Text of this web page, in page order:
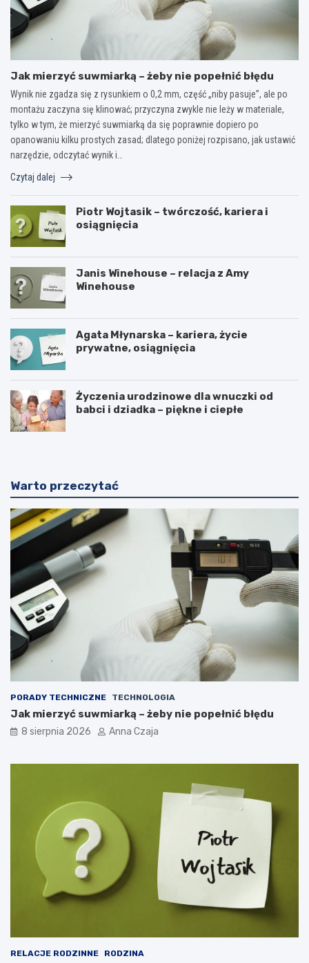
Jak mierzyć suwmiarką – żeby nie popełnić błędu
Wynik nie zgadza się z rysunkiem o 0,2 mm, część „niby pasuje”, ale po
montażu zaczyna się klinować; przyczyna zwykle nie leży w materiale,
tylko w tym, że mierzyć suwmiarką da się poprawnie dopiero po
opanowaniu kilku prostych zasad; dlatego poniżej rozpisano, jak ustawić
narzędzie, odczytać wynik i…
Czytaj dalej
Piotr Wojtasik – twórczość, kariera i
osiągnięcia
Janis Winehouse – relacja z Amy
Winehouse
Agata Młynarska – kariera, życie
prywatne, osiągnięcia
Życzenia urodzinowe dla wnuczki od
babci i dziadka – piękne i ciepłe
Warto przeczytać
PORADY TECHNICZNE TECHNOLOGIA
Jak mierzyć suwmiarką – żeby nie popełnić błędu
8 sierpnia 2026 Anna Czaja
RELACJE RODZINNE RODZINA